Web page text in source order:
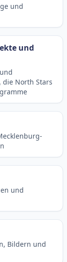
und
und
North Stars
und
Bildern und